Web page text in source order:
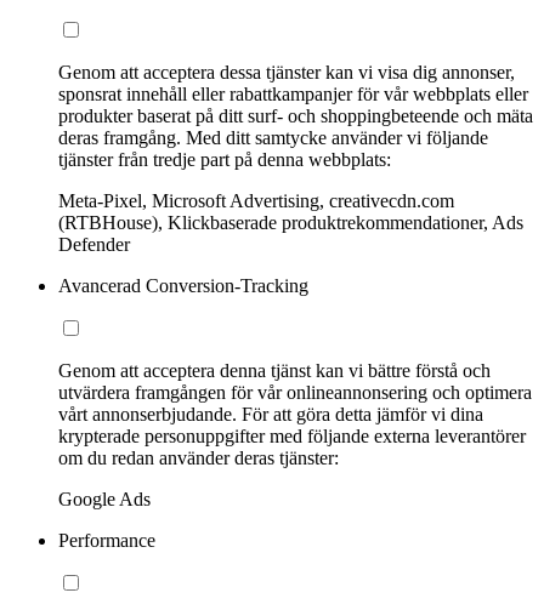
Genom att acceptera dessa tjänster kan vi visa dig annonser,
sponsrat innehåll eller rabattkampanjer för vår webbplats eller
produkter baserat på ditt surf- och shoppingbeteende och mäta
deras framgång. Med ditt samtycke använder vi följande
tjänster från tredje part på denna webbplats:
Meta-Pixel, Microsoft Advertising, creativecdn.com
(RTBHouse), Klickbaserade produktrekommendationer, Ads
Defender
Avancerad Conversion-Tracking
Genom att acceptera denna tjänst kan vi bättre förstå och
utvärdera framgången för vår onlineannonsering och optimera
vårt annonserbjudande. För att göra detta jämför vi dina
krypterade personuppgifter med följande externa leverantörer
om du redan använder deras tjänster:
Google Ads
Performance